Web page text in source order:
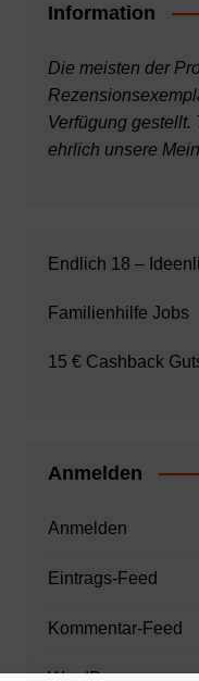
Information
Die meisten der
Verfügung gestellt.
ehrlich unsere
Endlich 18 –
Familienhilfe Jobs
15 € Cashback
Anmelden
Anmelden
Eintrags-Feed
Kommentar-Feed